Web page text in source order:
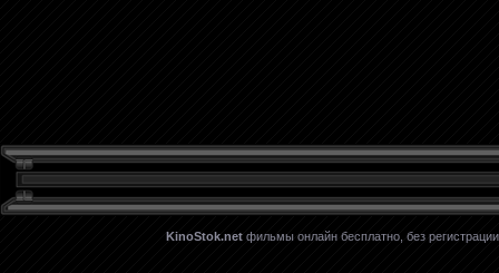
KinoStok.net фильмы онлайн бесплатно, без